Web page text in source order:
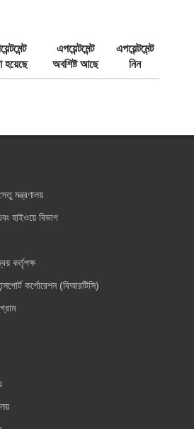
হয়েছে
এপয়েন্টমেন্ট
অবশিষ্ট আছে
এপয়েন্টমেন্ট
নিন
মন্ত্রণালয়
হাইওয়ে বিভাগ
কর্তৃপক্ষ
কর্পোরেশন (বিআরটিসি)